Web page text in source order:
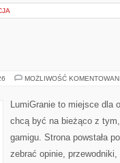
MOŻLIWOŚĆ
LumiGranie to miejsce dla
chcą być na bieżąco z
gamigu. Strona powstała
zebrać opinie,